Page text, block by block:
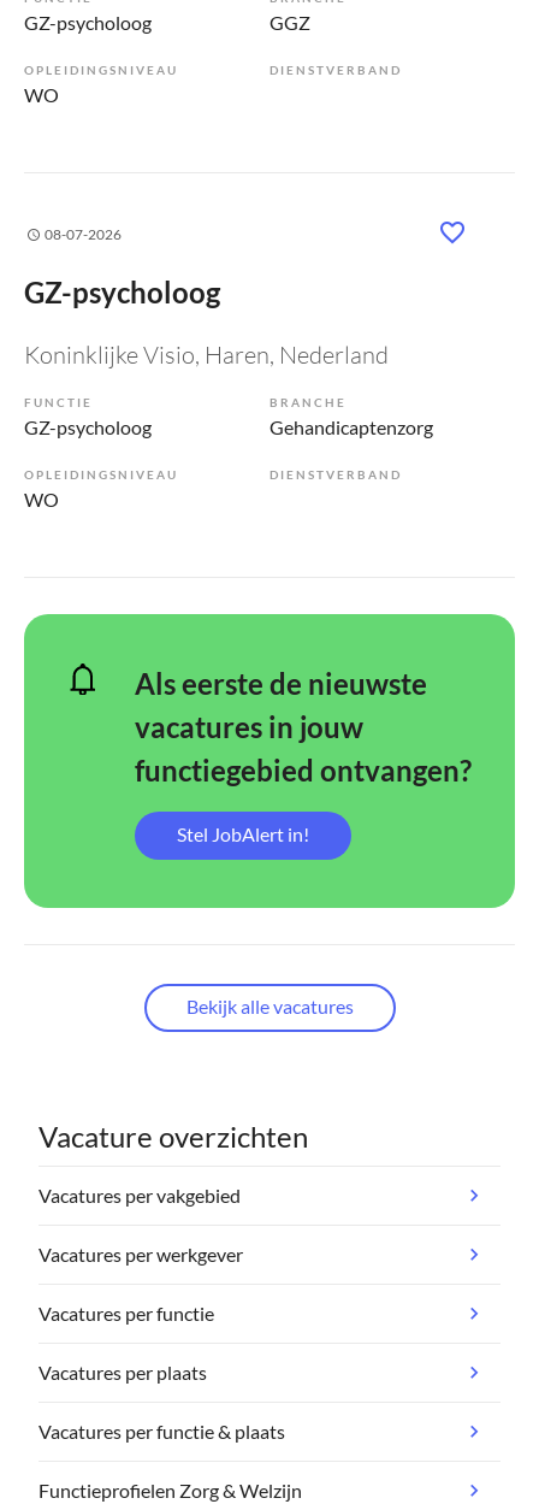
GZ-psycholoog GGZ
OPLEIDINGSNIVEAU
WO
DIENSTVERBAND
08-07-2026
GZ-psycholoog
Koninklijke Visio, Haren, Nederland
FUNCTIE
GZ-psycholoog
BRANCHE
Gehandicaptenzorg
OPLEIDINGSNIVEAU
WO
DIENSTVERBAND
Als eerste de nieuwste
vacatures in jouw
functiegebied ontvangen?
Stel JobAlert in!
Bekijk alle vacatures
Vacature overzichten
Vacatures per vakgebied
Vacatures per werkgever
Vacatures per functie
Vacatures per plaats
Vacatures per functie & plaats
Functieprofielen Zorg & Welzijn